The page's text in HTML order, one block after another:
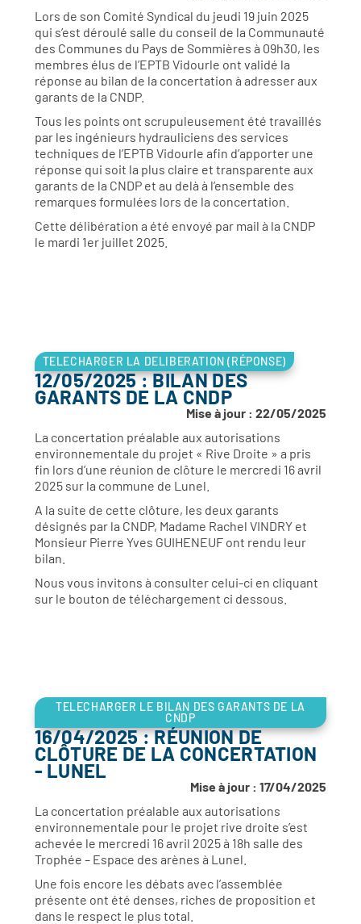
Lors de son Comité Syndical du jeudi 19 juin 2025
qui s’est déroulé salle du conseil de la Communauté
des Communes du Pays de Sommières à 09h30, les
membres élus de l’EPTB Vidourle ont validé la
réponse au bilan de la concertation à adresser aux
garants de la CNDP.
Tous les points ont scrupuleusement été travaillés
par les ingénieurs hydrauliciens des services
techniques de l’EPTB Vidourle afin d’apporter une
réponse qui soit la plus claire et transparente aux
garants de la CNDP et au delà à l’ensemble des
remarques formulées lors de la concertation.
Cette délibération a été envoyé par mail à la CNDP
le mardi 1er juillet 2025.
TELECHARGER LA DELIBERATION (RÉPONSE)
12/05/2025 : BILAN DES
GARANTS DE LA CNDP
Mise à jour : 22/05/2025
La concertation préalable aux autorisations
environnementale du projet « Rive Droite » a pris
fin lors d’une réunion de clôture le mercredi 16 avril
2025 sur la commune de Lunel.
A la suite de cette clôture, les deux garants
désignés par la CNDP, Madame Rachel VINDRY et
Monsieur Pierre Yves GUIHENEUF ont rendu leur
bilan.
Nous vous invitons à consulter celui-ci en cliquant
sur le bouton de téléchargement ci dessous.
TELECHARGER LE BILAN DES GARANTS DE LA
CNDP
16/04/2025 : RÉUNION DE
CLÔTURE DE LA CONCERTATION
- LUNEL
Mise à jour : 17/04/2025
La concertation préalable aux autorisations
environnementale pour le projet rive droite s’est
achevée le mercredi 16 avril 2025 à 18h salle des
Trophée – Espace des arènes à Lunel.
Une fois encore les débats avec l’assemblée
présente ont été denses, riches de proposition et
dans le respect le plus total.